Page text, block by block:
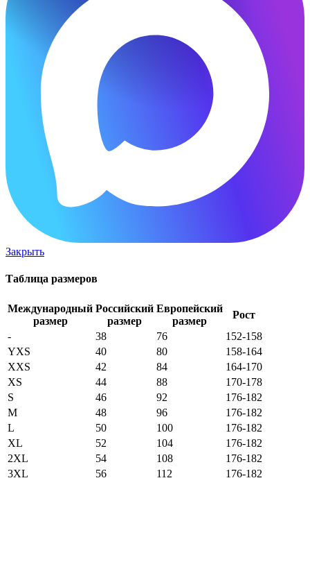
Закрыть
Таблица размеров
Международный
размер
Российский
размер
Европейский
размер
Рост
-
38 76
152-158
YXS
40 80
158-164
XXS
42 84
164-170
XS
44 88
170-178
S
46 92
176-182
M
48 96
176-182
L
50 100
176-182
XL
52 104
176-182
2XL
54 108
176-182
3XL
56 112 176-182